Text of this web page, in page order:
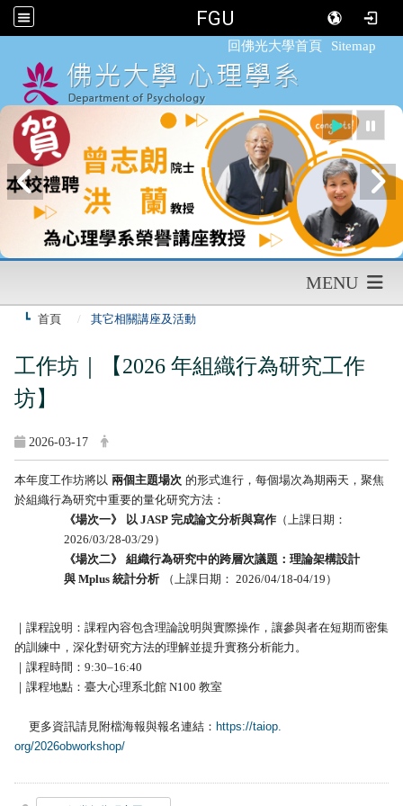
FGU
回佛光大學首頁 Sitemap
MENU
首頁 其它相關講座及活動
工作坊｜【2026 年組織行為研究工作
坊】
2026-03-17
本年度工作坊將以 兩個主題場次 的形式進行，每個場次為期兩天， 聚焦
於組織行為研究中重要的量化研究方法：
《場次一》
以 JASP 完成論文分析與寫作 （上課日期：
2026/03/28-03/29 ）
《場次二》
組織行為研究中的跨層次議題：理論架構設計
與 Mplus 統計分析 （上課日期： 2026/04/18-04/19 ）
｜課程說明：課程內容包含理論說明與實際操作， 讓參與者在短期而密集
的訓練中， 深化對研究方法的理解並提升實務分析能力。
｜課程時間： 9:30–16:40
｜課程地點：臺大心理系北館 N100 教室
更多資訊請見附檔海報與報名連結： https://taiop.
org/2026obworkshop/